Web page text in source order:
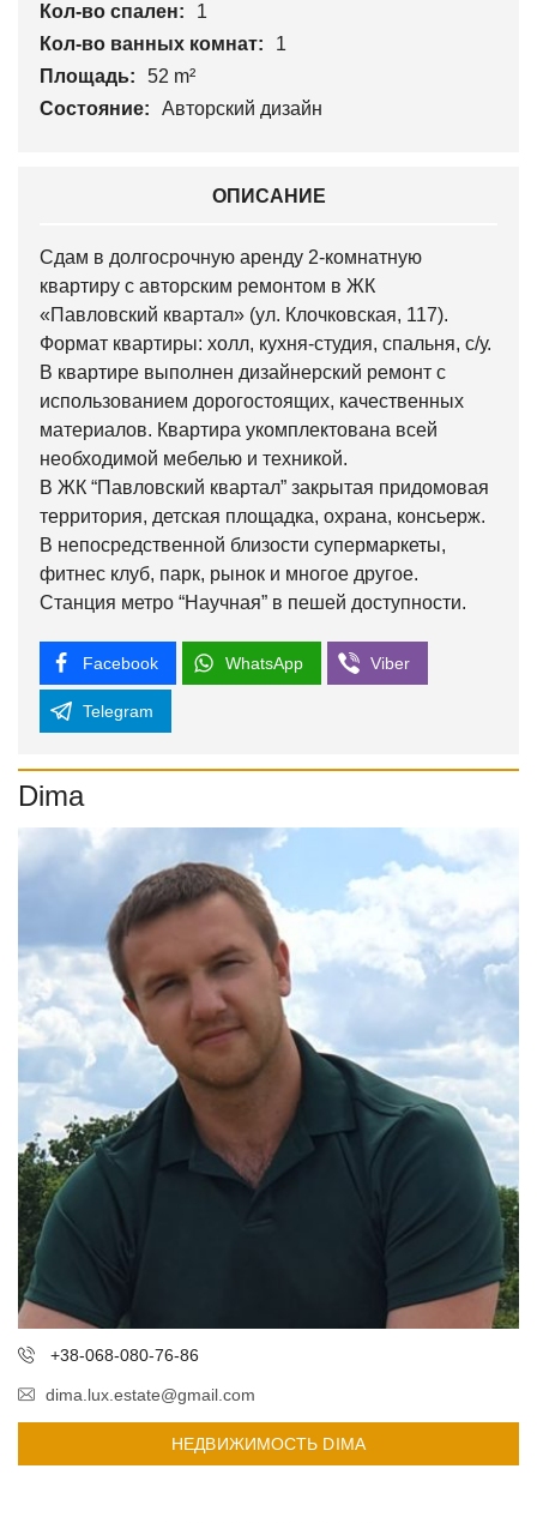
Кол-во спален:
1
Кол-во ванных комнат:
1
Площадь:
52 m²
Состояние:
Авторский дизайн
ОПИСАНИЕ
Сдам в долгосрочную аренду 2-комнатную
квартиру с авторским ремонтом в ЖК
«Павловский квартал» (ул. Клочковская, 117).
Формат квартиры: холл, кухня-студия, спальня, с/у.
В квартире выполнен дизайнерский ремонт с
использованием дорогостоящих, качественных
материалов. Квартира укомплектована всей
необходимой мебелью и техникой.
В ЖК “Павловский квартал” закрытая придомовая
территория, детская площадка, охрана, консьерж.
В непосредственной близости супермаркеты,
фитнес клуб, парк, рынок и многое другое.
Станция метро “Научная” в пешей доступности.
Facebook WhatsApp Viber
Telegram
Dima
+38-068-080-76-86
dima.lux.estate@gmail.com
НЕДВИЖИМОСТЬ DIMA